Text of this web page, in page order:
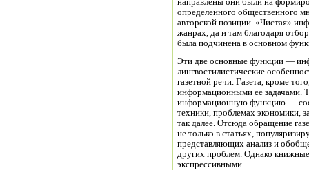
направлены они были на
определенного общественного
авторской позиции. «Чистая»
жанрах, да и там благодаря
была подчинена в основном
Эти две основные функции —
лингвостилистические
газетной речи. Газета, кроме
информационными ее задачами.
информационную функцию —
техники, проблемах экономики,
так далее. Отсюда обращение
не только в статьях,
представляющих анализ и
других проблем. Однако
экспрессивными.